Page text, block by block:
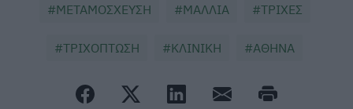
ΜΕΤΑΜΟΣΧΕΥΣΗ ΜΑΛΛΙΑ ΤΡΙΧΕΣ
ΤΡΙΧΟΠΤΩΣΗ ΚΛΙΝΙΚΗ ΑΘΗΝΑ